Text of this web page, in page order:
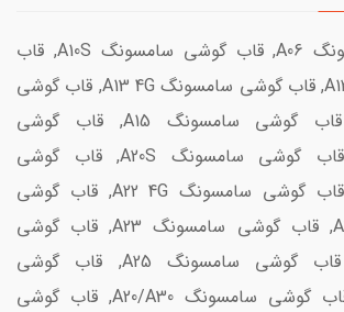
قاب گوشی سامسونگ A06, قاب گوشی سامسونگ A10S, قاب
گوشی سامسونگ A12, قاب گوشی سامسونگ A13 4G, قاب گوشی
سامسونگ A14, قاب گوشی سامسونگ A15, قاب گوشی
سامسونگ A16, قاب گوشی سامسونگ A20S, قاب گوشی
سامسونگ A21S, قاب گوشی سامسونگ A22 4G, قاب گوشی
سامسونگ A22 5G, قاب گوشی سامسونگ A23, قاب گوشی
سامسونگ A24, قاب گوشی سامسونگ A25, قاب گوشی
سامسونگ A26, قاب گوشی سامسونگ A20/A30, قاب گوشی